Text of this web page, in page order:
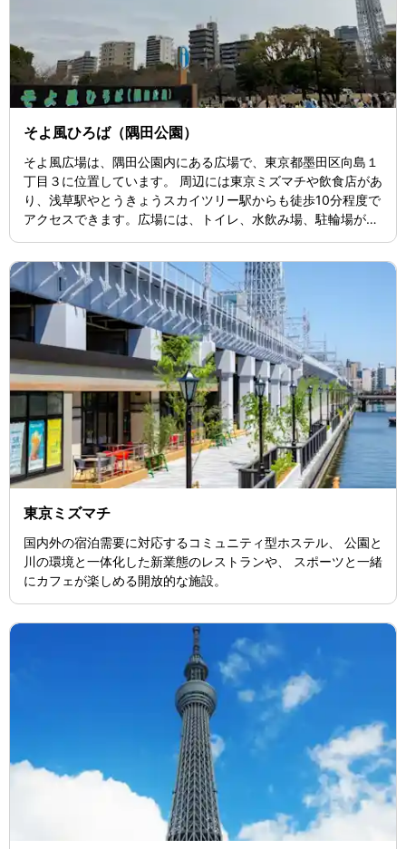
能。東京都墨田区向島に位置し、アクセスも便利です。最新情
報やイベントは公式サイトをご確認ください。
そよ風ひろば（隅田公園）
そよ風広場は、隅田公園内にある広場で、東京都墨田区向島１
丁目３に位置しています。 周辺には東京ミズマチや飲食店があ
り、浅草駅やとうきょうスカイツリー駅からも徒歩10分程度で
アクセスできます。広場には、トイレ、水飲み場、駐輪場があ
るオープンスペースが隣接しており、レストランやキッチンカ
ーでのテイクアウトも可能です。 さらに、様々な催し物が行わ
れており、電動キックボードの試乗会や音楽フェスティバル、
絵本やゴザの貸し出しなどがあります。
東京ミズマチ
国内外の宿泊需要に対応するコミュニティ型ホステル、 公園と
川の環境と一体化した新業態のレストランや、 スポーツと一緒
にカフェが楽しめる開放的な施設。